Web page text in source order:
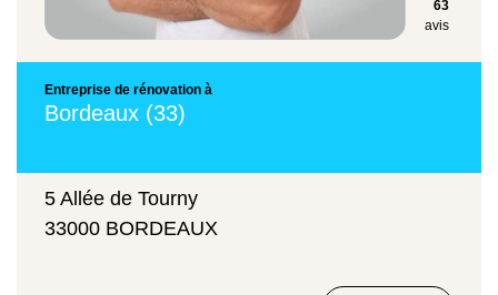
63
avis
Entreprise de rénovation à
Bordeaux (33)
5 Allée de Tourny
33000 BORDEAUX